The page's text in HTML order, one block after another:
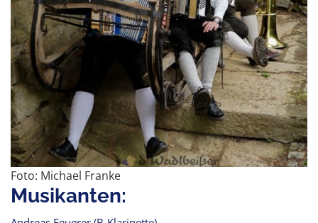
Foto: Michael Franke
Musikanten: